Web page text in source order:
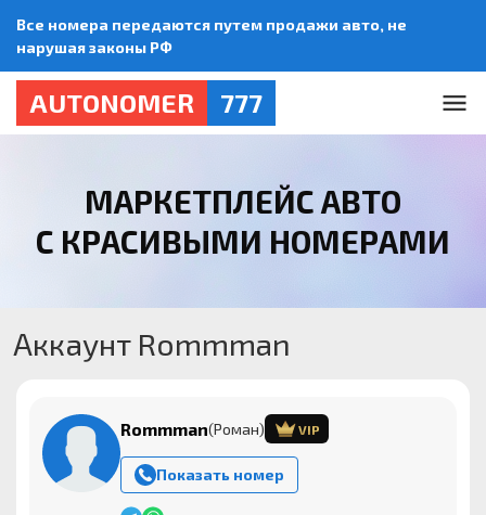
Все номера передаются путем продажи авто, не
нарушая законы РФ
AUTONOMER 777
МАРКЕТПЛЕЙС АВТО
С КРАСИВЫМИ НОМЕРАМИ
Аккаунт Rommman
Rommman(Роман) VIP
Показать номер